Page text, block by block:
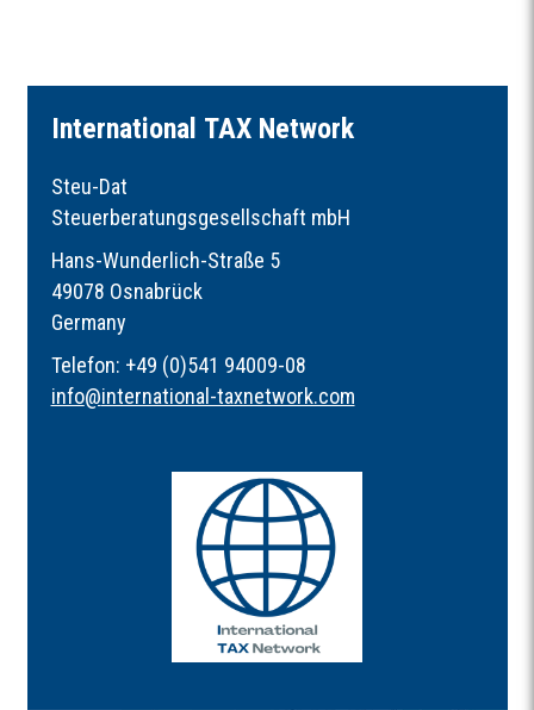
International TAXNetwork
Steu-Dat
Steuerberatungsgesellschaft mbH
Hans-Wunderlich-Straße 5
49078 Osnabrück
Germany
Telefon: +49 (0)541 94009-08
info@international-taxnetwork.com